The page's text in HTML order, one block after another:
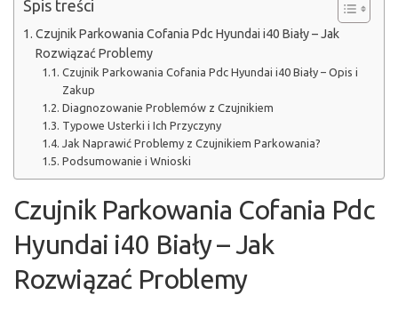
Spis treści
Czujnik Parkowania Cofania Pdc Hyundai i40 Biały – Jak
Rozwiązać Problemy
Czujnik Parkowania Cofania Pdc Hyundai i40 Biały – Opis i
Zakup
Diagnozowanie Problemów z Czujnikiem
Typowe Usterki i Ich Przyczyny
Jak Naprawić Problemy z Czujnikiem Parkowania?
Podsumowanie i Wnioski
Czujnik Parkowania Cofania Pdc
Hyundai i40 Biały – Jak
Rozwiązać Problemy